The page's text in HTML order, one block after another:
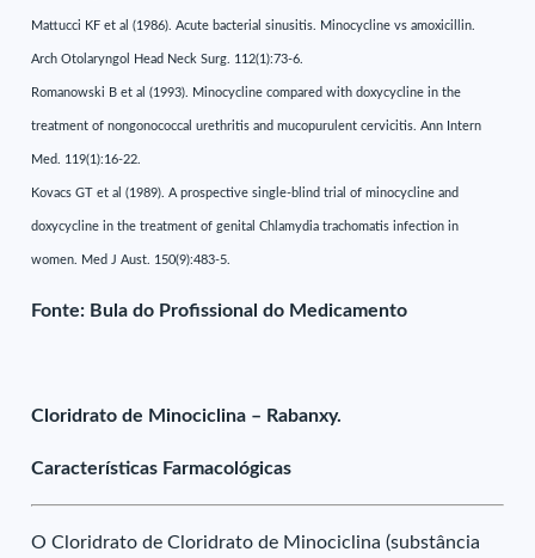
Mattucci KF et al (1986). Acute bacterial sinusitis. Minocycline vs amoxicillin.
Arch Otolaryngol Head Neck Surg. 112(1):73-6.
Romanowski B et al (1993). Minocycline compared with doxycycline in the
treatment of nongonococcal urethritis and mucopurulent cervicitis. Ann Intern
Med. 119(1):16-22.
Kovacs GT et al (1989). A prospective single-blind trial of minocycline and
doxycycline in the treatment of genital Chlamydia trachomatis infection in
women. Med J Aust. 150(9):483-5.
Fonte: Bula do Profissional do Medicamento
Cloridrato de Minociclina – Rabanxy.
Características Farmacológicas
O Cloridrato de Cloridrato de Minociclina (substância